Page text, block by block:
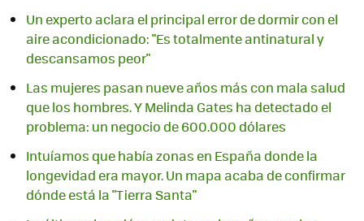
Un experto aclara el principal error de dormir con el
aire acondicionado: "Es totalmente antinatural y
descansamos peor"
Las mujeres pasan nueve años más con mala salud
que los hombres. Y Melinda Gates ha detectado el
problema: un negocio de 600.000 dólares
Intuíamos que había zonas en España donde la
longevidad era mayor. Un mapa acaba de confirmar
dónde está la "Tierra Santa"